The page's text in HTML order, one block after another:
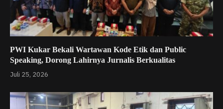
PWI Kukar Bekali Wartawan Kode Etik dan Public
Speaking, Dorong Lahirnya Jurnalis Berkualitas
Juli 25, 2026